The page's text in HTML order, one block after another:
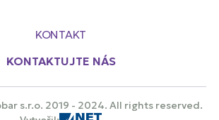
KONTAKT
KONTAKTUJTE NÁS
s.r.o. 2019 - 2024. All rights reserved.